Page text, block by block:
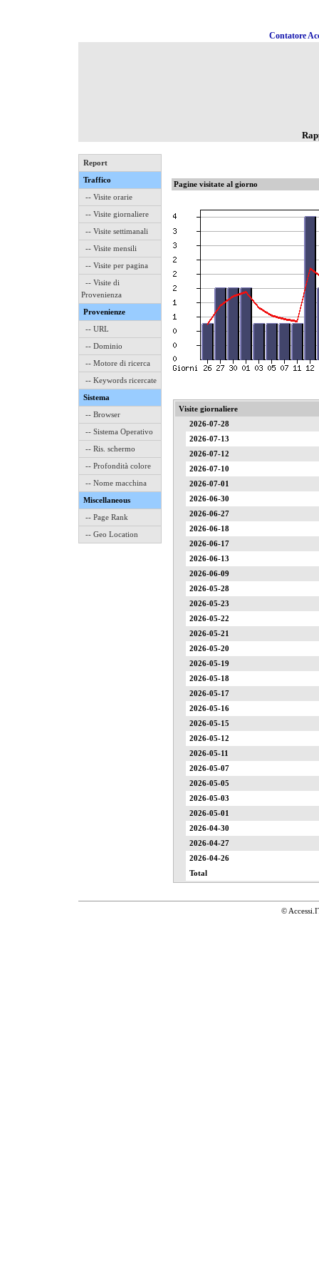
Contatore
Report
Traffico
-- Visite orarie
-- Visite giornaliere
-- Visite settimanali
-- Visite mensili
-- Visite per pagina
-- Visite di
Provenienza
Provenienze
-- URL
-- Dominio
-- Motore di ricerca
-- Keywords ricercate
Sistema
-- Browser
-- Sistema Operativo
-- Ris. schermo
-- Profondità colore
-- Nome macchina
Miscellaneous
-- Page Rank
-- Geo Location
Pagine visitate al giorno
Visite giornaliere
2026-07-28
2026-07-13
2026-07-12
2026-07-10
2026-07-01
2026-06-30
2026-06-27
2026-06-18
2026-06-17
2026-06-13
2026-06-09
2026-05-28
2026-05-23
2026-05-22
2026-05-21
2026-05-20
2026-05-19
2026-05-18
2026-05-17
2026-05-16
2026-05-15
2026-05-12
2026-05-11
2026-05-07
2026-05-05
2026-05-03
2026-05-01
2026-04-30
2026-04-27
2026-04-26
Total
©